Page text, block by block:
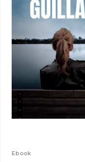
Ebook